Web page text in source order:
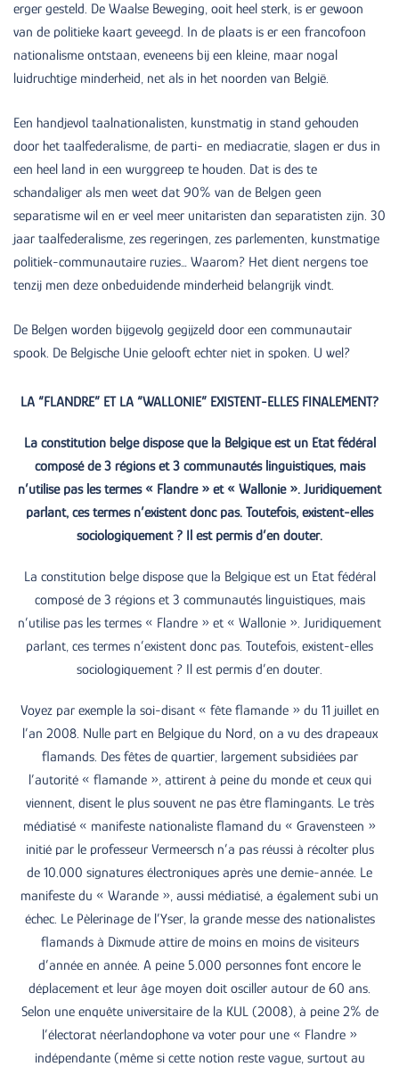
erger gesteld. De Waalse Beweging, ooit heel sterk, is er gewoon
van de politieke kaart geveegd. In de plaats is er een francofoon
nationalisme ontstaan, eveneens bij een kleine, maar nogal
luidruchtige minderheid, net als in het noorden van België.
Een handjevol taalnationalisten, kunstmatig in stand gehouden
door het taalfederalisme, de parti- en mediacratie, slagen er dus in
een heel land in een wurggreep te houden. Dat is des te
schandaliger als men weet dat 90% van de Belgen geen
separatisme wil en er veel meer unitaristen dan separatisten zijn. 30
jaar taalfederalisme, zes regeringen, zes parlementen, kunstmatige
politiek-communautaire ruzies… Waarom? Het dient nergens toe
tenzij men deze onbeduidende minderheid belangrijk vindt.
De Belgen worden bijgevolg gegijzeld door een communautair
spook. De Belgische Unie gelooft echter niet in spoken. U wel?
LA “FLANDRE” ET LA “WALLONIE” EXISTENT-ELLES FINALEMENT?
La constitution belge dispose que la Belgique est un Etat fédéral
composé de 3 régions et 3 communautés linguistiques, mais
n’utilise pas les termes « Flandre » et « Wallonie ». Juridiquement
parlant, ces termes n’existent donc pas. Toutefois, existent-elles
sociologiquement ? Il est permis d’en douter.
La constitution belge dispose que la Belgique est un Etat fédéral
composé de 3 régions et 3 communautés linguistiques, mais
n’utilise pas les termes « Flandre » et « Wallonie ». Juridiquement
parlant, ces termes n’existent donc pas. Toutefois, existent-elles
sociologiquement ? Il est permis d’en douter.
Voyez par exemple la soi-disant « fête flamande » du 11 juillet en
l’an 2008. Nulle part en Belgique du Nord, on a vu des drapeaux
flamands. Des fêtes de quartier, largement subsidiées par
l’autorité « flamande », attirent à peine du monde et ceux qui
viennent, disent le plus souvent ne pas être flamingants. Le très
médiatisé « manifeste nationaliste flamand du « Gravensteen »
initié par le professeur Vermeersch n’a pas réussi à récolter plus
de 10.000 signatures électroniques après une demie-année. Le
manifeste du « Warande », aussi médiatisé, a également subi un
échec. Le Pèlerinage de l’Yser, la grande messe des nationalistes
flamands à Dixmude attire de moins en moins de visiteurs
d’année en année. A peine 5.000 personnes font encore le
déplacement et leur âge moyen doit osciller autour de 60 ans.
Selon une enquête universitaire de la KUL (2008), à peine 2% de
l’électorat néerlandophone va voter pour une « Flandre »
indépendante (même si cette notion reste vague, surtout au